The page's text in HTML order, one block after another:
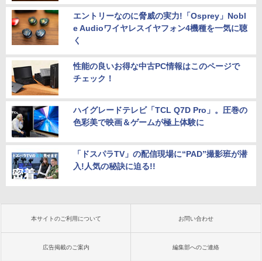
エントリーなのに脅威の実力!「Osprey」Nobl
e Audioワイヤレスイヤフォン4機種を一気に聴
く
性能の良いお得な中古PC情報はこのページで
チェック！
ハイグレードテレビ「TCL Q7D Pro」。圧巻の
色彩美で映画＆ゲームが極上体験に
「ドスパラTV」の配信現場に“PAD”撮影班が潜
入!人気の秘訣に迫る!!
本サイトのご利用について お問い合わせ
広告掲載のご案内 編集部へのご連絡